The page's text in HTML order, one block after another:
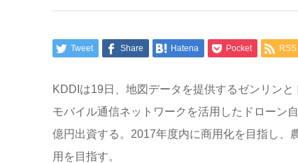
Tweet Share Hatena Pocket RSS
KDDIは19日、地図データを提供するゼンリン
モバイル通信ネットワークを活用したドローン
億円出資する。2017年度内に商用化を目指し、
用を目指す。